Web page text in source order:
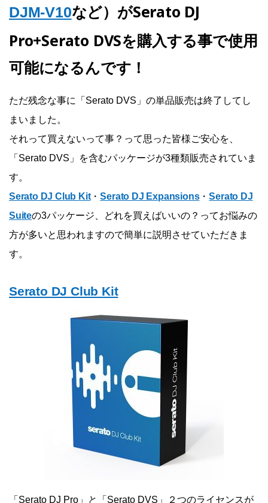
DJM-V10など）がSerato DJ
Pro+Serato DVSを購入する事で使用
可能になるんです！
ただ残念な事に「Serato DVS」の単品販売は終了してし
まいました。
それって買えないって事？って思った皆様ご安心を、
「Serato DVS」を含むパッケージが3種類販売されていま
す。
Serato DJ Club Kit・Serato DJ Expansions・Serato DJ
Suiteの3パッケージ、どれを買えばいいの？ってお悩みの
方が多いと思われますので簡単に説明させていただきま
す。
Serato DJ Club Kit
「Serato DJ Pro」と「Serato DVS」２つのライセンスが